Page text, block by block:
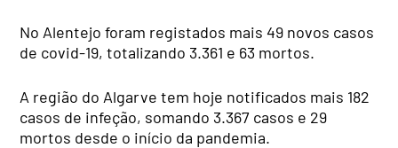
No Alentejo foram registados mais 49 novos casos
de covid-19, totalizando 3.361 e 63 mortos.
A região do Algarve tem hoje notificados mais 182
casos de infeção, somando 3.367 casos e 29
mortos desde o início da pandemia.